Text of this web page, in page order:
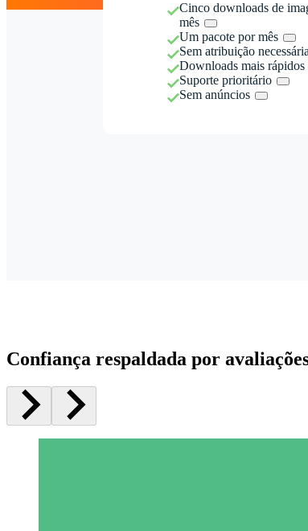
Cinco downloads de
mês
Um pacote por mês
Sem atribuição necessária
Downloads mais rápidos
Suporte prioritário
Sem anúncios
Confiança respaldada por